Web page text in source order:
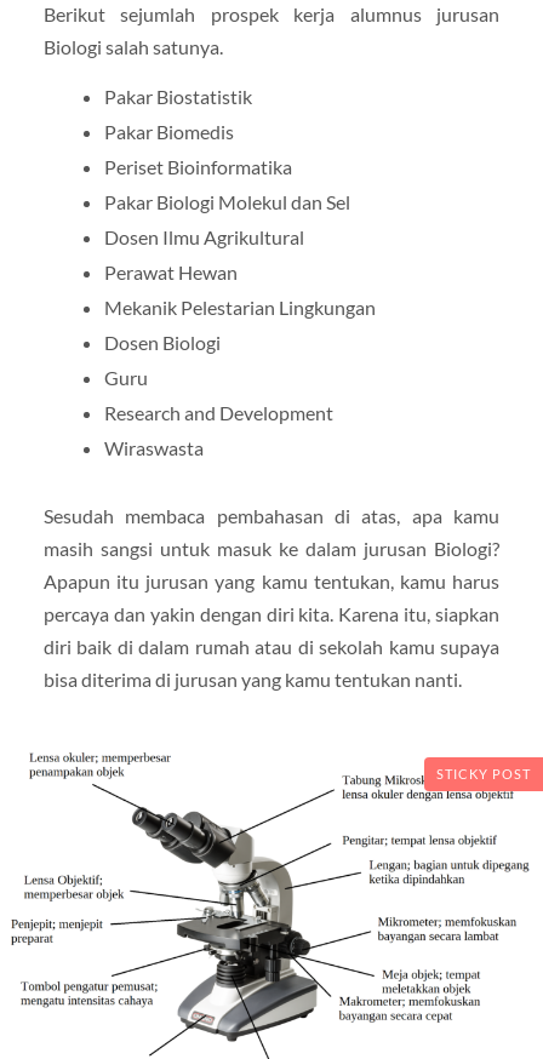
Berikut sejumlah prospek kerja alumnus jurusan
Biologi salah satunya.
Pakar Biostatistik
Pakar Biomedis
Periset Bioinformatika
Pakar Biologi Molekul dan Sel
Dosen Ilmu Agrikultural
Perawat Hewan
Mekanik Pelestarian Lingkungan
Dosen Biologi
Guru
Research and Development
Wiraswasta
Sesudah membaca pembahasan di atas, apa kamu
masih sangsi untuk masuk ke dalam jurusan Biologi?
Apapun itu jurusan yang kamu tentukan, kamu harus
percaya dan yakin dengan diri kita. Karena itu, siapkan
diri baik di dalam rumah atau di sekolah kamu supaya
bisa diterima di jurusan yang kamu tentukan nanti.
STICKY POST